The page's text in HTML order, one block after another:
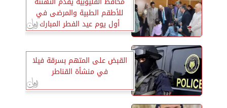
للأطقم الطبية والمرضى في
أول يوم عيد الفطر المبارك
القبض على المتهم بسرقة فيلا
في منشأة القناطر